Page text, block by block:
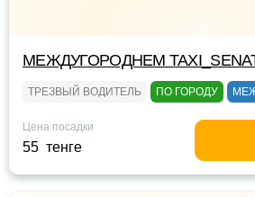
МЕЖДУГОРОДНЕМ
ТРЕЗВЫЙ ВОДИТЕЛЬ ПО ГОРОДУ
Цена посадки
55 тенге